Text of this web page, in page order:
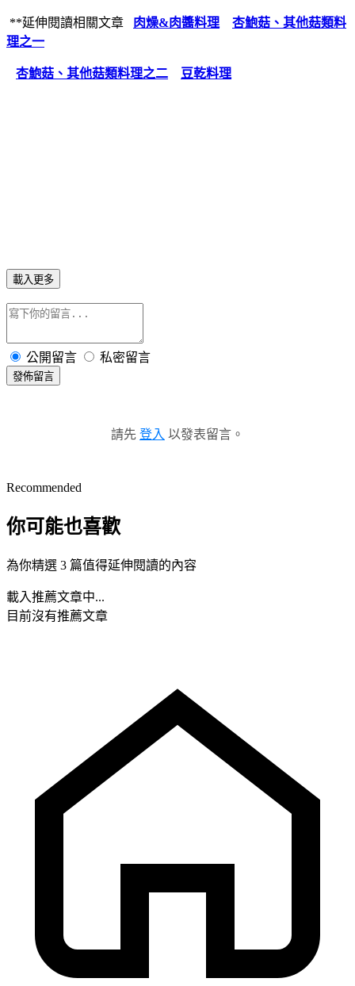
**延伸閱讀相關文章 肉燥&肉醬料理
杏鮑菇、其他菇類料
理之一
杏鮑菇、其他菇類料理之二 豆乾料理
載入更多
公開留言 私密留言
發佈留言
請先 登入 以發表留言。
Recommended
你可能也喜歡
為你精選 3 篇值得延伸閱讀的內容
載入推薦文章中...
目前沒有推薦文章